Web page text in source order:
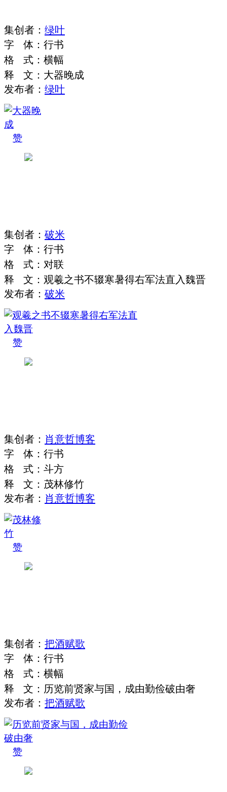
集创 者 ： 绿叶
字
体 ： 行书
格
式 ： 横幅
释
文 ： 大器晚成
发布者： 绿叶
赞
集创 者 ： 破米
字
体 ： 行书
格
式 ： 对联
释
文 ： 观羲之书不辍寒暑得右军法直入魏晋
发布者： 破米
赞
集创 者 ： 肖意哲博客
字
体 ： 行书
格
式 ： 斗方
释
文 ： 茂林修竹
发布者： 肖意哲博客
赞
集创 者 ： 把酒赋歌
字
体 ： 行书
格
式 ： 横幅
释
文 ： 历览前贤家与国，成由勤俭破由奢
发布者： 把酒赋歌
赞